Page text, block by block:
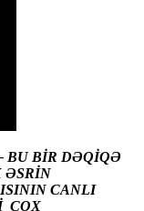
BU BİR DƏQİQƏ
ƏSRİN
CANLI
ÇOX